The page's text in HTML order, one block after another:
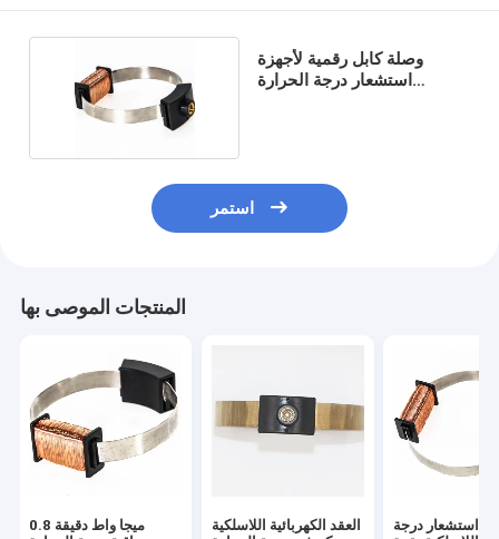
وصلة كابل رقمية لأجهزة
استشعار درجة الحرارة
استمر
المنتجات الموصى بها
0.8 ميجا واط دقيقة
العقد الكهربائية اللاسلكية
استشعار درجة